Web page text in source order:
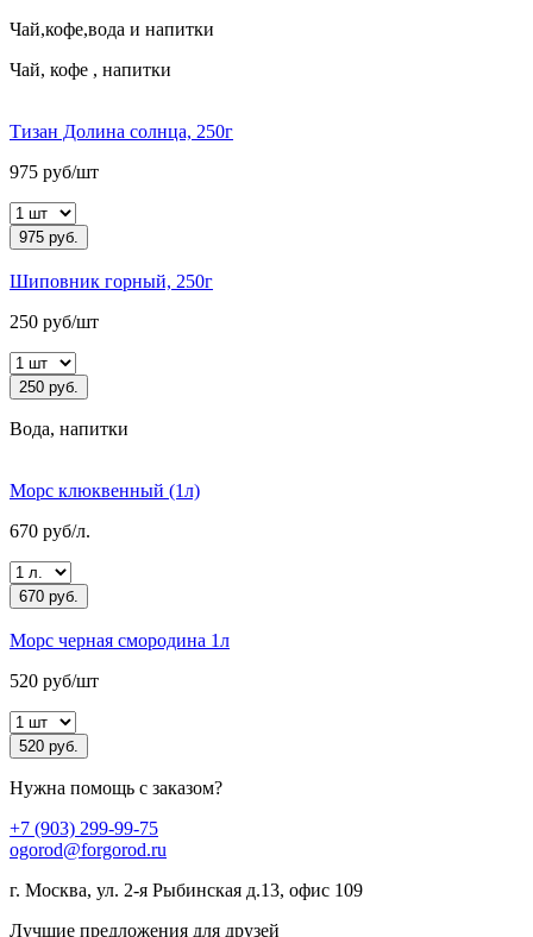
Чай,кофе,вода и напитки
Чай, кофе , напитки
Тизан Долина солнца, 250г
975 руб/шт
975 руб.
Шиповник горный, 250г
250 руб/шт
250 руб.
Вода, напитки
Морс клюквенный (1л)
670 руб/л.
670 руб.
Морс черная смородина 1л
520 руб/шт
520 руб.
Нужна помощь с заказом?
+7 (903) 299-99-75
ogorod@forgorod.ru
г. Москва, ул. 2-я Рыбинская д.13, офис 109
Лучшие предложения для друзей